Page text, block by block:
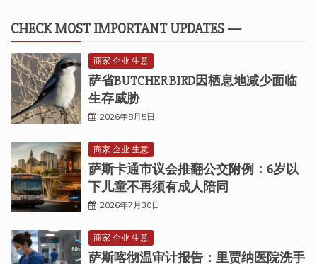
CHECK MOST IMPORTANT UPDATES —
商家 企业 生意
萨省BUTCHER BIRD因栖息地减少面临
生存威胁
2026年8月5日
商家 企业 生意
萨斯卡通市议会推翻公交附例：6岁以
下儿童不再须有成人陪同
2026年7月30日
商家 企业 生意
萨斯喀彻温审计报告：里贾纳医院洗手